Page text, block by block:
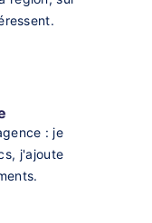
: je
j'ajoute